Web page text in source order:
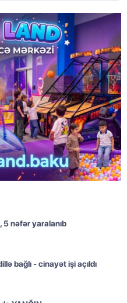
5 nəfər yaralanıb
bağlı - cinayət işi açıldı